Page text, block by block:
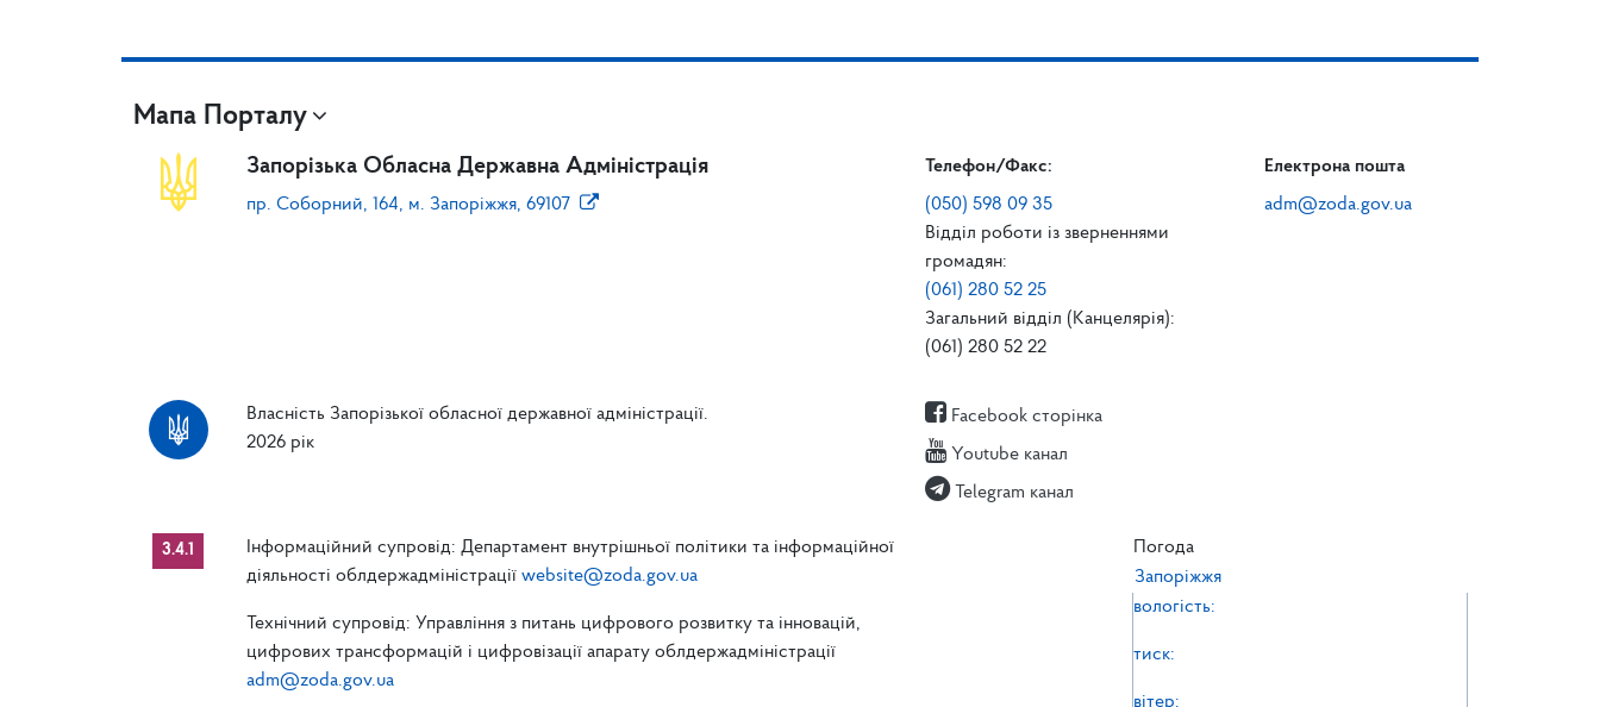
Мапа Порталу
Запорізька Обласна Державна Адміністрація
пр. Соборний, 164, м. Запоріжжя, 69107
Телефон/Факс:
(050) 598 09 35
Відділ роботи із зверненнями
громадян:
(061) 280 52 25
Загальний відділ (Канцелярія):
(061) 280 52 22
Електрона пошта
adm@zoda.gov.ua
Власність Запорізької обласної державної адміністрації.
2026 рік
Facebook сторінка
Youtube канал
Telegram канал
3.4.1
Інформаційний супровід: Департамент внутрішньої політики та інформаційної
діяльності облдержадміністрації website@zoda.gov.ua
Технічний супровід: Управління з питань цифрового розвитку та інновацій,
цифрових трансформацій і цифровізації апарату облдержадміністрації
adm@zoda.gov.ua
Погода
Запоріжжя
вологість:
тиск:
вітер: